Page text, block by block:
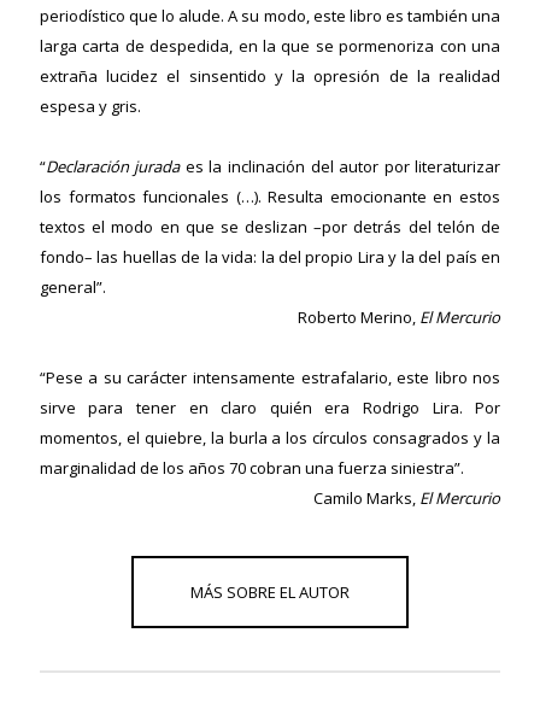
periodístico que lo alude. A su modo, este libro es también una
larga carta de despedida, en la que se pormenoriza con una
extraña lucidez el sinsentido y la opresión de la realidad
espesa y gris.
“Declaración juradaes la inclinación del autor por literaturizar
los formatos funcionales (…). Resulta emocionante en estos
textos el modo en que se deslizan –por detrás del telón de
fondo– las huellas de la vida: la del propio Lira y la del país en
general”.
Roberto Merino, El Mercurio
“Pese a su carácter intensamente estrafalario, este libro nos
sirve para tener en claro quién era Rodrigo Lira. Por
momentos, el quiebre, la burla a los círculos consagrados y la
marginalidad de los años 70 cobran una fuerza siniestra”.
Camilo Marks, El Mercurio